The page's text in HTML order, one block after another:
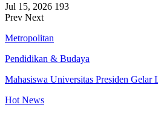
Jul 15, 2026 193
Prev Next
Metropolitan
Pendidikan & Budaya
Mahasiswa Universitas Presiden
Hot News